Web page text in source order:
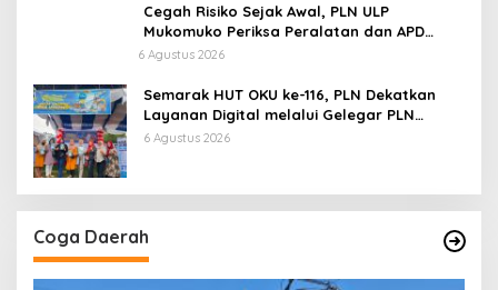
Cegah Risiko Sejak Awal, PLN ULP
Mukomuko Periksa Peralatan dan APD
Petugas secara Rutin
6 Agustus 2026
Semarak HUT OKU ke-116, PLN Dekatkan
Layanan Digital melalui Gelegar PLN
Mobile 2026
6 Agustus 2026
Coga Daerah